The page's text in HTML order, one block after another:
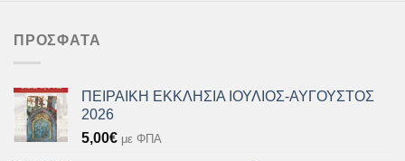
ΠΡΌΣΦΑΤΑ
ΠΕΙΡΑΙΚΗ ΕΚΚΛΗΣΙΑ ΙΟΥΛΙΟΣ-ΑΥΓΟΥΣΤΟΣ
2026
5,00€ με ΦΠΑ